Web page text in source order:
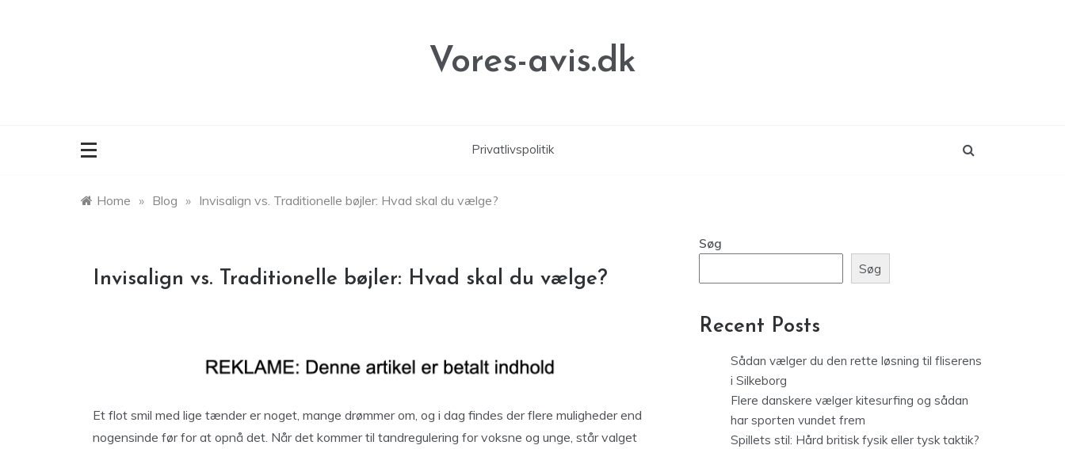
Vores-avis.dk
Privatlivspolitik
Home » Blog » Invisalign vs. Traditionelle bøjler: Hvad skal du vælge?
Invisalign vs. Traditionelle bøjler: Hvad skal du vælge?
Et flot smil med lige tænder er noget, mange drømmer om, og i dag findes der flere muligheder end
nogensinde før for at opnå det. Når det kommer til tandregulering for voksne og unge, står valget
Søg
Søg
Recent Posts
Sådan vælger du den rette løsning til fliserens
i Silkeborg
Flere danskere vælger kitesurfing og sådan
har sporten vundet frem
Spillets stil: Hård britisk fysik eller tysk taktik?